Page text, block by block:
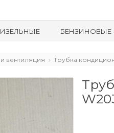
БЕНЗИНОВЫЕ
вентиляция Трубка